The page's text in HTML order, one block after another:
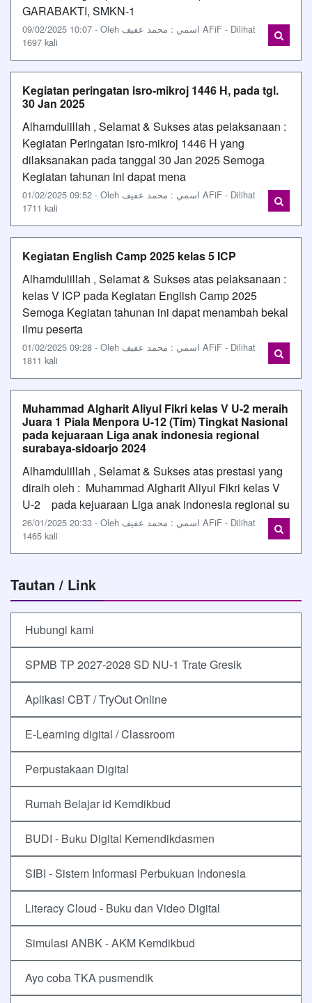
GARABAKTI, SMKN-1
09/02/2025 10:07 - Oleh اسمي : محمد عفيف AFiF - Dilihat
1697 kali
Kegiatan peringatan isro-mikroj 1446 H, pada tgl.
30 Jan 2025
Alhamdulillah , Selamat & Sukses atas pelaksanaan :
Kegiatan Peringatan isro-mikroj 1446 H yang
dilaksanakan pada tanggal 30 Jan 2025 Semoga
Kegiatan tahunan ini dapat mena
01/02/2025 09:52 - Oleh اسمي : محمد عفيف AFiF - Dilihat
1711 kali
Kegiatan English Camp 2025 kelas 5 ICP
Alhamdulillah , Selamat & Sukses atas pelaksanaan :
kelas V ICP pada Kegiatan English Camp 2025
Semoga Kegiatan tahunan ini dapat menambah bekal
ilmu peserta
01/02/2025 09:28 - Oleh اسمي : محمد عفيف AFiF - Dilihat
1811 kali
Muhammad Algharit Aliyul Fikri kelas V U-2 meraih
Juara 1 Piala Menpora U-12 (Tim) Tingkat Nasional
pada kejuaraan Liga anak indonesia regional
surabaya-sidoarjo 2024
Alhamdulillah , Selamat & Sukses atas prestasi yang
diraih oleh : Muhammad Algharit Aliyul Fikri kelas V
U-2 pada kejuaraan Liga anak indonesia regional su
26/01/2025 20:33 - Oleh اسمي : محمد عفيف AFiF - Dilihat
1465 kali
Tautan / Link
Hubungi kami
SPMB TP 2027-2028 SD NU-1 Trate Gresik
Aplikasi CBT / TryOut Online
E-Learning digital / Classroom
Perpustakaan Digital
Rumah Belajar id Kemdikbud
BUDI - Buku Digital Kemendikdasmen
SIBI - Sistem Informasi Perbukuan Indonesia
Literacy Cloud - Buku dan Video Digital
Simulasi ANBK - AKM Kemdikbud
Ayo coba TKA pusmendik